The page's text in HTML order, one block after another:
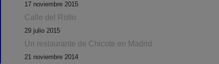
17 noviembre 2015
Calle del Rollo
29 julio 2015
Un restaurante de Chicote en Madrid
21 noviembre 2014